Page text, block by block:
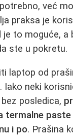
već
praksa je
je to moguće, a
ste u pokretu.
laptop od
Iako neki
posledica,
termalne
i po. Prašina